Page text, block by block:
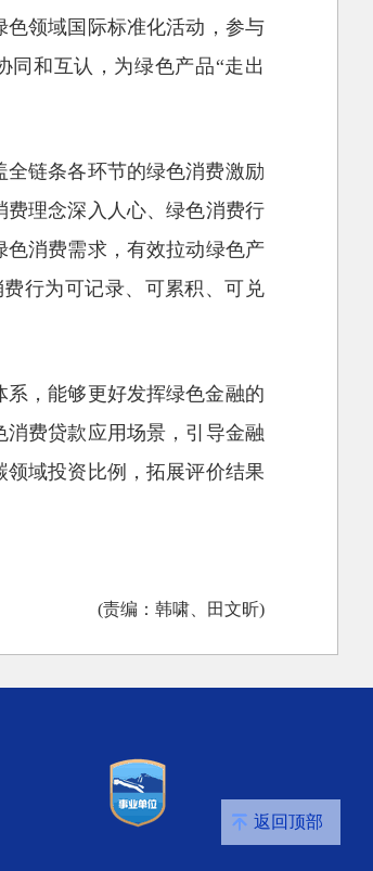
领域国际标准化活动，参与
同和互认，为绿色产品“走出
链条各环节的绿色消费激励
理念深入人心、绿色消费行
消费需求，有效拉动绿色产
行为可记录、可累积、可兑
，能够更好发挥绿色金融的
费贷款应用场景，引导金融
域投资比例，拓展评价结果
(责编：韩啸、田文昕)
返回顶部